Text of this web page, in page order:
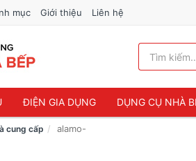
mục Giới thiệu Liên hệ
ĐIỆN GIA DỤNG DỤNG CỤ NHÀ
cung cấp alamo-